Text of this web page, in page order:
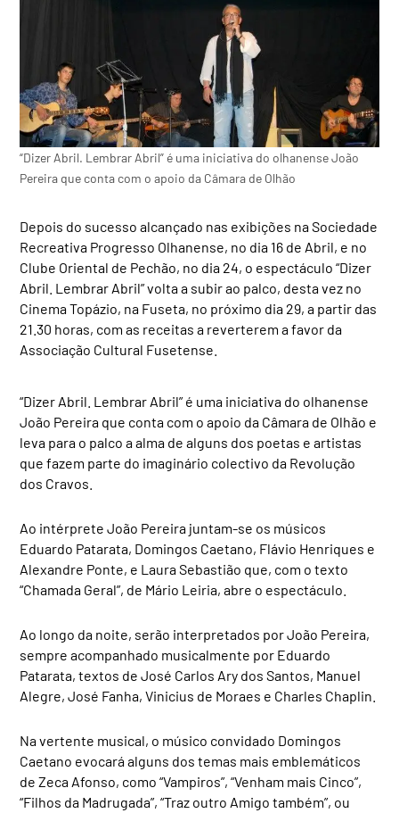
“Dizer Abril. Lembrar Abril” é uma iniciativa do olhanense João
Pereira que conta com o apoio da Câmara de Olhão
Depois do sucesso alcançado nas exibições na Sociedade
Recreativa Progresso Olhanense, no dia 16 de Abril, e no
Clube Oriental de Pechão, no dia 24, o espectáculo “Dizer
Abril. Lembrar Abril” volta a subir ao palco, desta vez no
Cinema Topázio, na Fuseta, no próximo dia 29, a partir das
21.30 horas, com as receitas a reverterem a favor da
Associação Cultural Fusetense.
“Dizer Abril. Lembrar Abril” é uma iniciativa do olhanense
João Pereira que conta com o apoio da Câmara de Olhão e
leva para o palco a alma de alguns dos poetas e artistas
que fazem parte do imaginário colectivo da Revolução
dos Cravos.
Ao intérprete João Pereira juntam-se os músicos
Eduardo Patarata, Domingos Caetano, Flávio Henriques e
Alexandre Ponte, e Laura Sebastião que, com o texto
“Chamada Geral”, de Mário Leiria, abre o espectáculo.
Ao longo da noite, serão interpretados por João Pereira,
sempre acompanhado musicalmente por Eduardo
Patarata, textos de José Carlos Ary dos Santos, Manuel
Alegre, José Fanha, Vinicius de Moraes e Charles Chaplin.
Na vertente musical, o músico convidado Domingos
Caetano evocará alguns dos temas mais emblemáticos
de Zeca Afonso, como “Vampiros”, “Venham mais Cinco”,
“Filhos da Madrugada”, “Traz outro Amigo também”, ou